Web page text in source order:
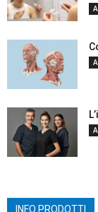
INFO PRODOTTI